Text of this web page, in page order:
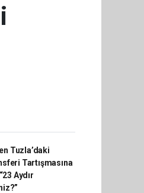
Tuzla’daki
Tartışmasına
Aydır